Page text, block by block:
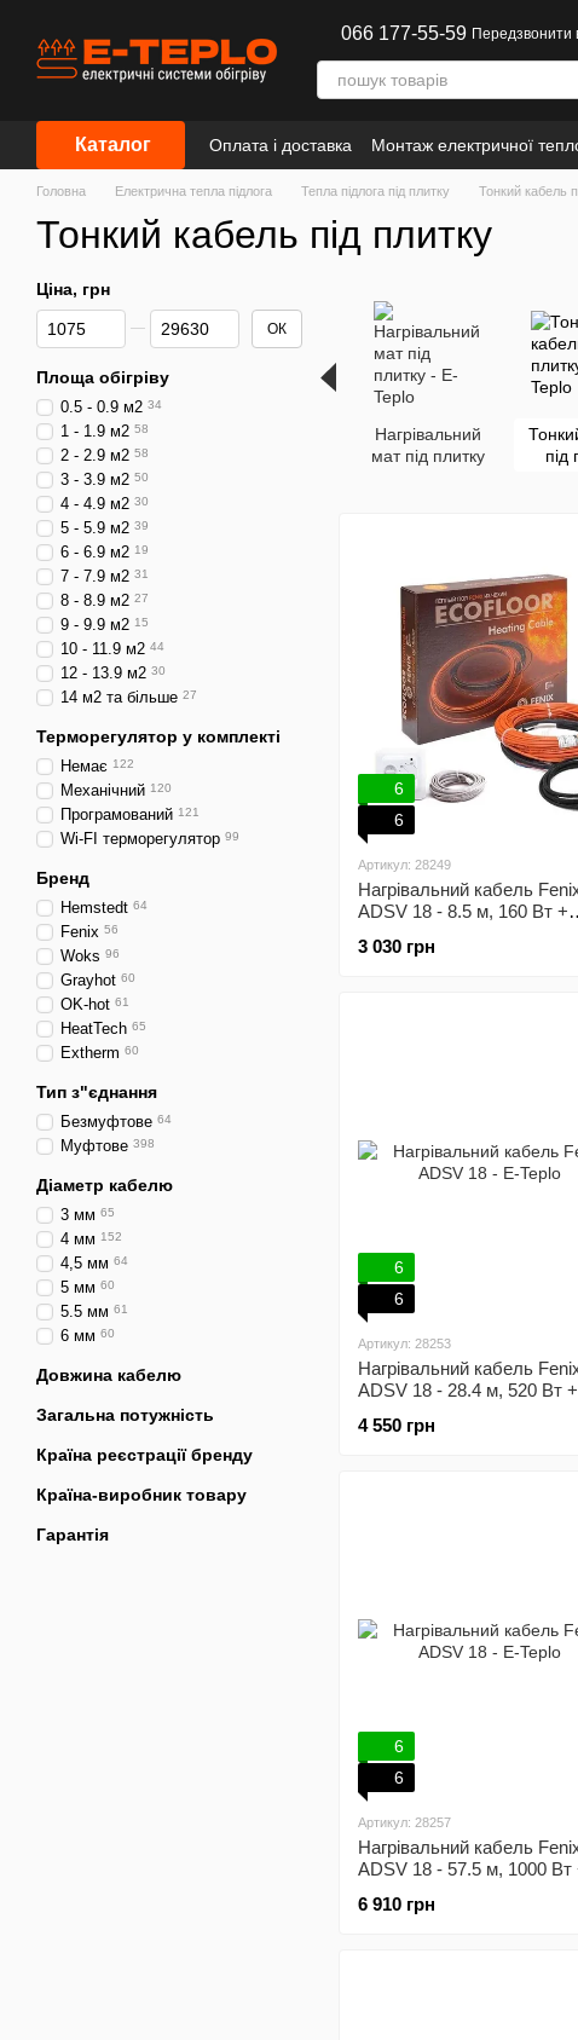
066 177-55-59 Передзвонити
Каталог Оплата і доставка Монтаж електричної
Інформація
Головна Електрична тепла підлога Тепла підлога під плитку Тонкий кабель
Тонкий кабель під плитку
Нагрівальний
мат під плитку
під
6
6
Артикул: 28249
Нагрівальний кабель
ADSV 18 - 8.5 м, 160 Вт +
3 030 грн
6
6
Артикул: 28253
Нагрівальний кабель
ADSV 18 - 28.4 м, 520 Вт +
4 550 грн
6
6
Артикул: 28257
Нагрівальний кабель
ADSV 18 - 57.5 м, 1000 Вт
6 910 грн
Ціна, грн
Від Ціна, грн
До Ціна, грн ОК
Площа обігріву
0.5 - 0.9 м2 34
1 - 1.9 м2 58
2 - 2.9 м2 58
3 - 3.9 м2 50
4 - 4.9 м2 30
5 - 5.9 м2 39
6 - 6.9 м2 19
7 - 7.9 м2 31
8 - 8.9 м2 27
9 - 9.9 м2 15
10 - 11.9 м2 44
12 - 13.9 м2 30
14 м2 та більше 27
Терморегулятор у комплекті
Немає 122
Механічний 120
Програмований 121
Wi-FI терморегулятор 99
Бренд
Hemstedt 64
Fenix 56
Woks 96
Grayhot 60
OK-hot 61
HeatTech 65
Extherm 60
Тип з"єднання
Безмуфтове 64
Муфтове 398
Діаметр кабелю
3 мм 65
4 мм 152
4,5 мм 64
5 мм 60
5.5 мм 61
6 мм 60
Довжина кабелю
Загальна потужність
Країна реєстрації бренду
Країна-виробник товару
Гарантія